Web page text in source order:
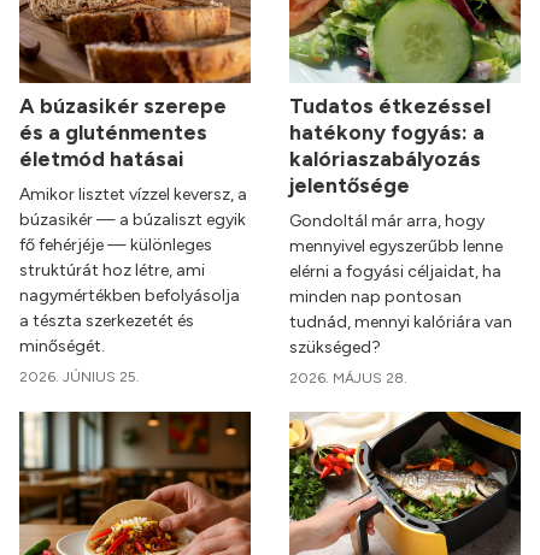
A búzasikér szerepe
és a gluténmentes
életmód hatásai
Amikor lisztet vízzel keversz, a
búzasikér — a búzaliszt egyik
fő fehérjéje — különleges
struktúrát hoz létre, ami
nagymértékben befolyásolja
a tészta szerkezetét és
minőségét.
2026. JÚNIUS 25.
Tudatos étkezéssel
hatékony fogyás: a
kalóriaszabályozás
jelentősége
Gondoltál már arra, hogy
mennyivel egyszerűbb lenne
elérni a fogyási céljaidat, ha
minden nap pontosan
tudnád, mennyi kalóriára van
szükséged?
2026. MÁJUS 28.